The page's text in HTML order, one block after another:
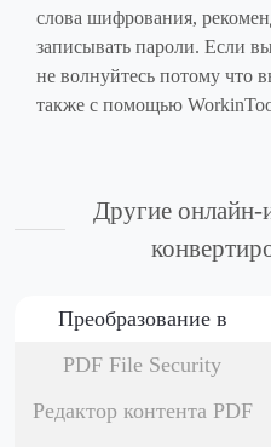
слова шифрования,
записывать пароли. Если
не волнуйтесь потому что
также с помощью
Другие
Преобразование в
PDF File Security
Редактор контента PDF